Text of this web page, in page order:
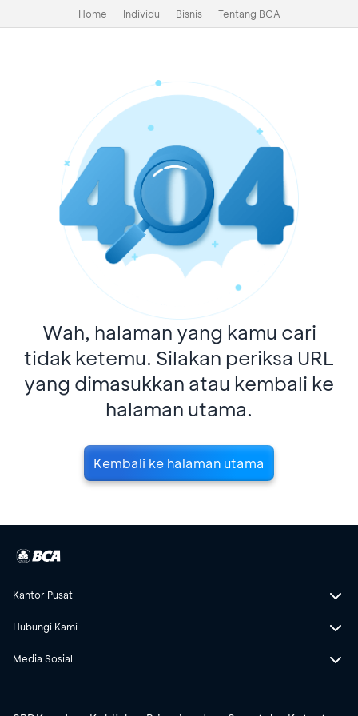
Home Individu Bisnis Tentang BCA
Wah, halaman yang kamu cari
tidak ketemu. Silakan periksa URL
yang dimasukkan atau kembali ke
halaman utama.
Kembali ke halaman utama
Kantor Pusat
Hubungi Kami
Media Sosial